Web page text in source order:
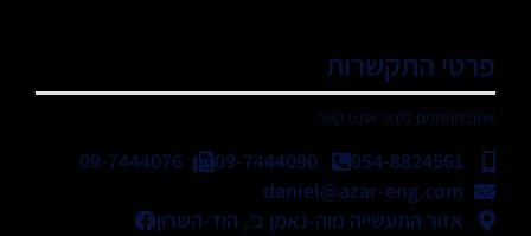
פרטי התקשרות
אתם מוזמנים ליצור אתנו קשר
054-8824561
09-7444090
09-7444076
daniel@azar-eng.com
אזור התעשייה נווה-נאמן ב', הוד-השרון